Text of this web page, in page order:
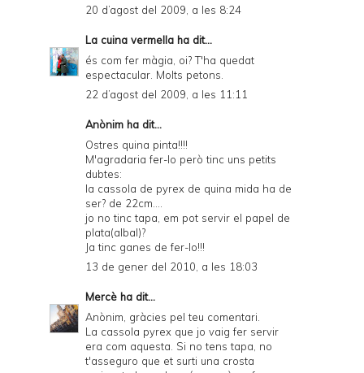
20 d’agost del 2009, a les 8:24
La cuina vermella ha dit...
és com fer màgia, oi? T'ha quedat
espectacular. Molts petons.
22 d’agost del 2009, a les 11:11
Anònim ha dit...
Ostres quina pinta!!!!
M'agradaria fer-lo però tinc uns petits
dubtes:
la cassola de pyrex de quina mida ha de
ser? de 22cm....
jo no tinc tapa, em pot servir el papel de
plata(albal)?
Ja tinc ganes de fer-lo!!!
13 de gener del 2010, a les 18:03
Mercè ha dit...
Anònim, gràcies pel teu comentari.
La cassola pyrex que jo vaig fer servir
era com aquesta . Si no tens tapa, no
t'asseguro que et surti una crosta